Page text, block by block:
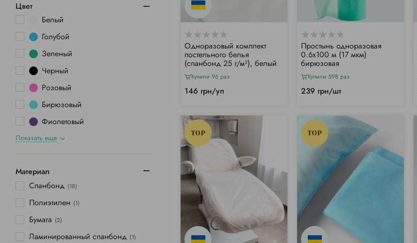
Цвет
Белый
Голубой
Зеленый
Черный
Розовый
Бирюзовый
Фиолетовый
Показать еще
Материал
Спанбонд (18)
Полиэтилен (1)
Бумага (2)
Ламинированный спанбонд (1)
Одноразовый комплект
постельного белья
(спанбонд 25 г/м²), белый
Купили 96 раз
146 грн/уп
Простынь одноразовая
0.6х100 м (17 мкм)
бирюзовая
Купили 598 раз
239 грн/шт
TOP TOP